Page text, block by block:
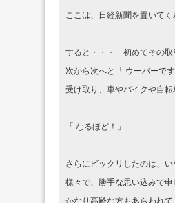
ここは、日経新聞を置いて
すると・・・ 初めてその取
次から次へと「 ウーバーで
受け取り、車やバイクや自
「 なるほど！」
さらにビックリしたのは、
様々で、勝手な思い込みで
かなり高齢な方もあらわれ